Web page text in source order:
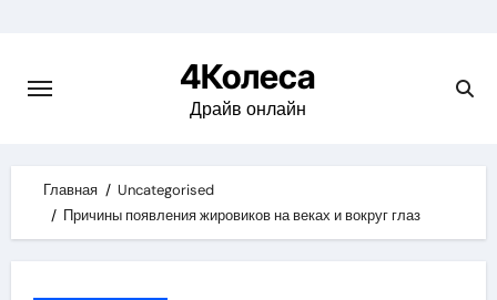
content
4Колеса
Драйв онлайн
Главная
Uncategorised
Причины появления жировиков на веках и вокруг глаз